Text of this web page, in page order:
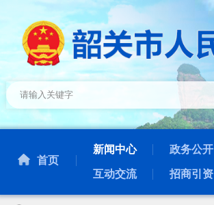
首页
新闻中心 政务公开
互动交流 招商引资